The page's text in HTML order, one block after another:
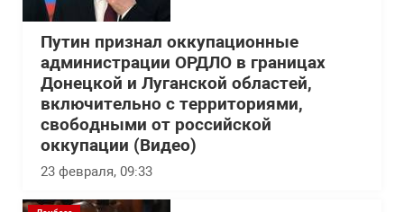
Путин признал оккупационные
администрации ОРДЛО в границах
Донецкой и Луганской областей,
включительно с территориями,
свободными от российской
оккупации (Видео)
23 февраля, 09:33